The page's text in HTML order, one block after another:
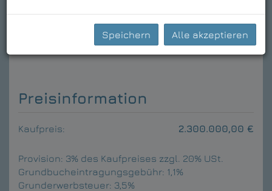
ca. 257,8 m
5
Preisinformation
Kaufpreis: 2.300.000,00 €
Provision: 3% des Kaufpreises zzgl. 20% USt.
Grundbucheintragungsgebühr: 1,1%
Grunderwerbsteuer: 3,5%
Speichern Alle akzeptieren